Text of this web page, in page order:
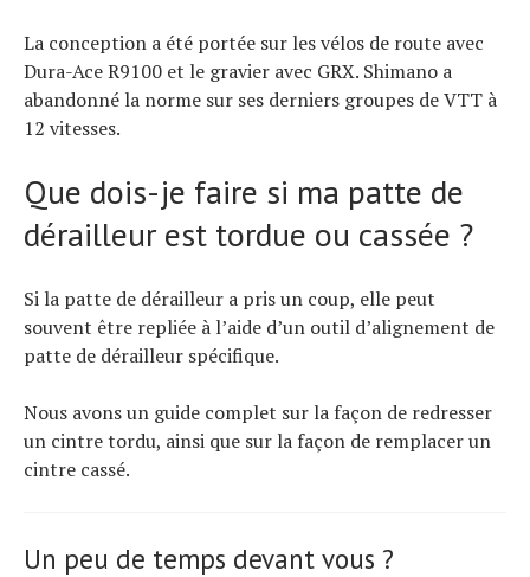
La conception a été portée sur les vélos de route avec
Dura-Ace R9100 et le gravier avec GRX. Shimano a
abandonné la norme sur ses derniers groupes de VTT à
12 vitesses.
Que dois-je faire si ma patte de
dérailleur est tordue ou cassée ?
Si la patte de dérailleur a pris un coup, elle peut
souvent être repliée à l’aide d’un outil d’alignement de
patte de dérailleur spécifique.
Nous avons un guide complet sur la façon de redresser
un cintre tordu, ainsi que sur la façon de remplacer un
cintre cassé.
Un peu de temps devant vous ?